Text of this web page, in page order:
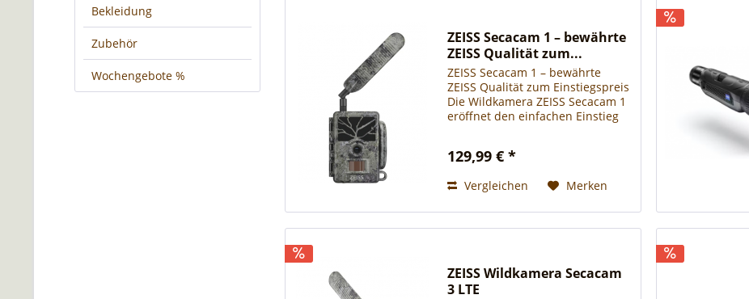
Bekleidung
Zubehör
Wochengebote %
ZEISS Secacam 1 – bewährte
ZEISS Qualität zum...
ZEISS Secacam 1 – bewährte
ZEISS Qualität zum Einstiegspreis
Die Wildkamera ZEISS Secacam 1
eröffnet den einfachen Einstieg
attraktivstes Modell im ZEISS-
129,99 € *
Vergleichen Merken
ZEISS Wildkamera Secacam
3 LTE